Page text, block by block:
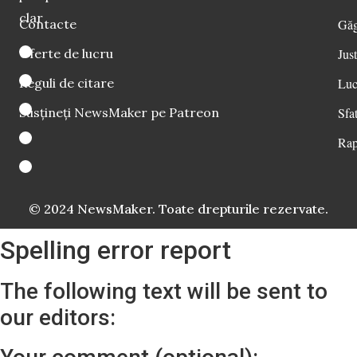
clar
Contacte
Oferte de lucru
Reguli de citare
Susțineți NewsMaker pe Patreon
© 2024 NewsMaker. Toate drepturile rezervate.
Spelling error report
The following text will be sent to
our editors: